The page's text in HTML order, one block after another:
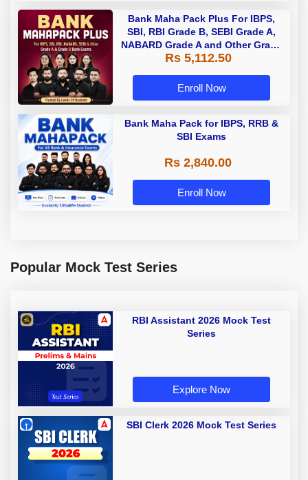
Bank Maha Pack Plus For IBPS,
SBI, RBI Grade B, SEBI Grade A,
NABARD Grade A and Other Grade
A & Grade B Bank Exams
Rs 5,112.50
Enroll Now
Bank Maha Pack for IBPS, RRB &
SBI Exams
Rs 2,840.00
Enroll Now
Popular Mock Test Series
RBI Assistant 2026 Mock Test
Series
Explore Now
SBI Clerk 2026 Mock Test Series